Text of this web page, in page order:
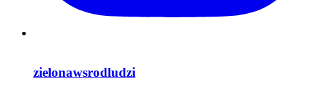
zielonawsrodludzi